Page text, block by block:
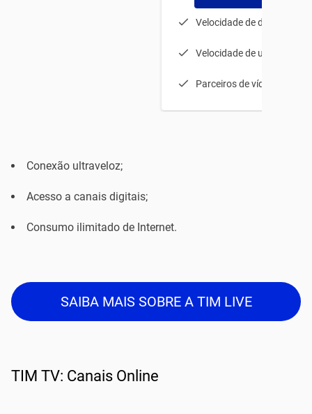
Velocidade de download:
Velocidade de upload: 20
Parceiros de vídeos
Conexão ultraveloz;
Acesso a canais digitais;
Consumo ilimitado de Internet.
SAIBA MAIS SOBRE A TIM LIVE
TIM TV: Canais Online